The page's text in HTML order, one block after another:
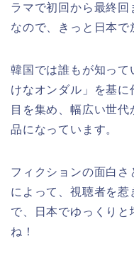
ラマで初回から最終
なので、きっと日本で
韓国では誰もが知って
けなオンダル」を基
目を集め、幅広い世
品になっています。
フィクションの面白
によって、視聴者を
で、日本でゆっくり
ね！